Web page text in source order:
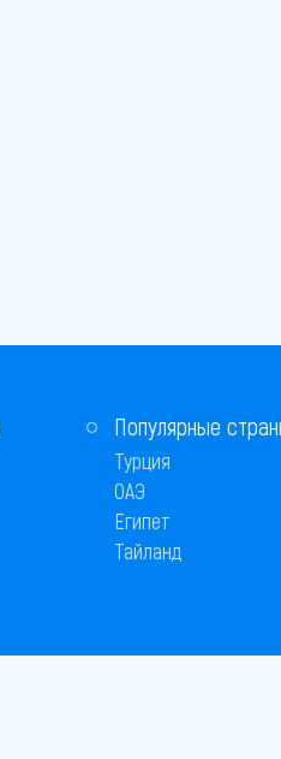
Популярные
Турция
ОАЭ
Египет
Тайланд